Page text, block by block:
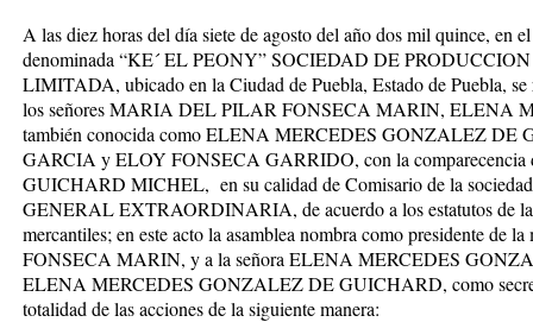
A las diez horas del día siete de agosto del año dos mil quince, en
denominada “KE´ EL PEONY” SOCIEDAD DE
LIMITADA, ubicado en la Ciudad de Puebla, Estado de Puebla, se
los señores MARIA DEL PILAR FONSECA MARIN, ELENA
también conocida como ELENA MERCEDES GONZALEZ
GARCIA y ELOY FONSECA GARRIDO, con la
GUICHARD MICHEL, en su calidad de Comisario de la
GENERAL EXTRAORDINARIA, de acuerdo a los estatutos de la
mercantiles; en este acto la asamblea nombra como presidente
FONSECA MARIN, y a la señora ELENA MERCEDES
ELENA MERCEDES GONZALEZ DE GUICHARD, como
totalidad de las acciones de la siguiente manera: